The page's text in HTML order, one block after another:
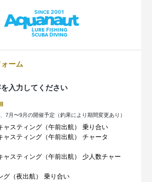
ーム
入力してください
7月〜9月の開催予定（釣果により期間変更あり）
ャスティング（午前出航） 乗り合い
ャスティング（午前出航） チャータ
ャスティング（午前出航） 少人数チャー
グ（夜出航） 乗り合い